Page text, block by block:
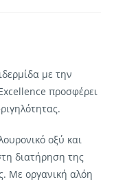
με την
προσφέρει
οξύ και
διατήρηση της
Με οργανική αλόη